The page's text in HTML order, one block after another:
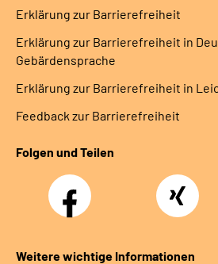
Erklärung zur Barrierefreiheit
Erklärung zur Barrierefreiheit in
Gebärdensprache
Erklärung zur Barrierefreiheit in
Feedback zur Barrierefreiheit
Folgen und Teilen
Facebook Xing
Weitere wichtige Informationen